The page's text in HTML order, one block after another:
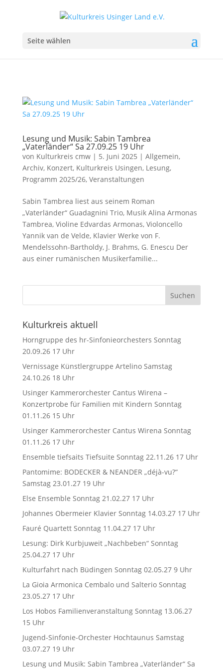
Seite wählen
Lesung und Musik: Sabin Tambrea
„Vaterländer“ Sa 27.09.25 19 Uhr
von Kulturkreis cmw| 5. Juni 2025 | Allgemein,
Archiv, Konzert, Kulturkreis Usingen, Lesung,
Programm 2025/26, Veranstaltungen
Sabin Tambrea liest aus seinem Roman
„Vaterländer“ Guadagnini Trio, Musik Alina Armonas
Tambrea, Violine Edvardas Armonas, Violoncello
Yannik van de Velde, Klavier Werke von F.
Mendelssohn-Bartholdy, J. Brahms, G. Enescu Der
aus einer rumänischen Musikerfamilie...
Kulturkreis aktuell
Horngruppe des hr-Sinfonieorchesters Sonntag
20.09.26 17 Uhr
Vernissage Künstlergruppe Artelino Samstag
24.10.26 18 Uhr
Usinger Kammerorchester Cantus Wirena –
Konzertprobe für Familien mit Kindern Sonntag
01.11.26 15 Uhr
Usinger Kammerorchester Cantus Wirena Sonntag
01.11.26 17 Uhr
Ensemble tiefsaits Tiefsuite Sonntag 22.11.26 17 Uhr
Pantomime: BODECKER & NEANDER „déjà-vu?“
Samstag 23.01.27 19 Uhr
Else Ensemble Sonntag 21.02.27 17 Uhr
Johannes Obermeier Klavier Sonntag 14.03.27 17 Uhr
Fauré Quartett Sonntag 11.04.27 17 Uhr
Lesung: Dirk Kurbjuweit „Nachbeben“ Sonntag
25.04.27 17 Uhr
Kulturfahrt nach Büdingen Sonntag 02.05.27 9 Uhr
La Gioia Armonica Cembalo und Salterio Sonntag
23.05.27 17 Uhr
Los Hobos Familienveranstaltung Sonntag 13.06.27
15 Uhr
Jugend-Sinfonie-Orchester Hochtaunus Samstag
03.07.27 19 Uhr
Lesung und Musik: Sabin Tambrea „Vaterländer“ Sa